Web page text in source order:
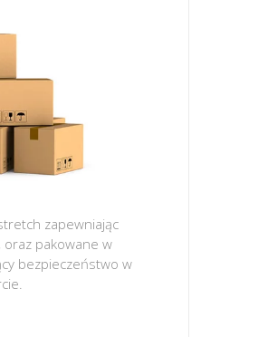
zapewniając
oraz pakowane w
bezpieczeństwo w